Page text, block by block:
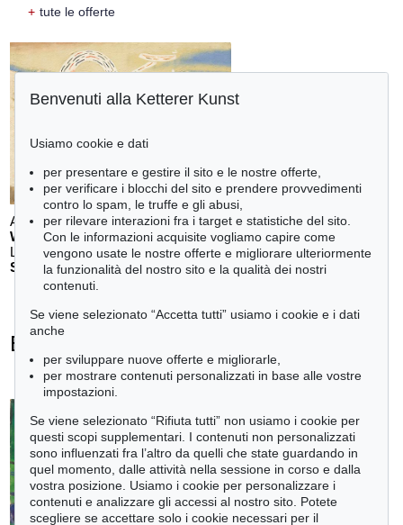
+ tute le offerte
Auction 611 - Lot 123000200
WILLI BAUMEISTER
Landschaft mit rotem Bogen (Sommerfest) , 1948
Stima:€ 70,000
Auction 610 - Lot 126000483
LYONEL FEININGER
Alte Seebären, 1919
Stima:€ 2,500
Erich Heckel - Ogetti venduti
tute le offerte
Benvenuti alla Ketterer Kunst
Usiamo cookie e dati
per presentare e gestire il sito e le nostre offerte,
per verificare i blocchi del sito e prendere provvedimenti
contro lo spam, le truffe e gli abusi,
per rilevare interazioni fra i target e statistiche del sito.
Con le informazioni acquisite vogliamo capire come
vengono usate le nostre offerte e migliorare ulteriormente
la funzionalità del nostro sito e la qualità dei nostri
contenuti.
Se viene selezionato “Accetta tutti” usiamo i cookie e i dati
anche
per sviluppare nuove offerte e migliorarle,
per mostrare contenuti personalizzati in base alle vostre
impostazioni.
Se viene selezionato “Rifiuta tutti” non usiamo i cookie per
questi scopi supplementari. I contenuti non personalizzati
sono influenzati fra l’altro da quelli che state guardando in
quel momento, dalle attività nella sessione in corso e dalla
vostra posizione. Usiamo i cookie per personalizzare i
contenuti e analizzare gli accessi al nostro sito. Potete
scegliere se accettare solo i cookie necessari per il